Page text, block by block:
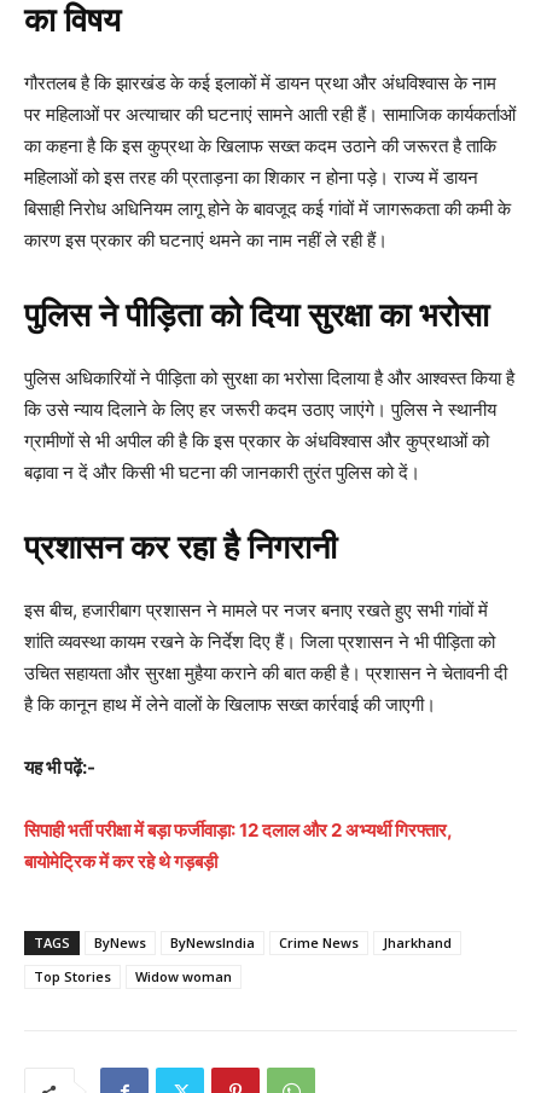
का विषय
गौरतलब है कि झारखंड के कई इलाकों में डायन प्रथा और अंधविश्वास के नाम
पर महिलाओं पर अत्याचार की घटनाएं सामने आती रही हैं। सामाजिक कार्यकर्ताओं
का कहना है कि इस कुप्रथा के खिलाफ सख्त कदम उठाने की जरूरत है ताकि
महिलाओं को इस तरह की प्रताड़ना का शिकार न होना पड़े। राज्य में डायन
बिसाही निरोध अधिनियम लागू होने के बावजूद कई गांवों में जागरूकता की कमी के
कारण इस प्रकार की घटनाएं थमने का नाम नहीं ले रही हैं।
पुलिस ने पीड़िता को दिया सुरक्षा का भरोसा
पुलिस अधिकारियों ने पीड़िता को सुरक्षा का भरोसा दिलाया है और आश्वस्त किया है
कि उसे न्याय दिलाने के लिए हर जरूरी कदम उठाए जाएंगे। पुलिस ने स्थानीय
ग्रामीणों से भी अपील की है कि इस प्रकार के अंधविश्वास और कुप्रथाओं को
बढ़ावा न दें और किसी भी घटना की जानकारी तुरंत पुलिस को दें।
प्रशासन कर रहा है निगरानी
इस बीच, हजारीबाग प्रशासन ने मामले पर नजर बनाए रखते हुए सभी गांवों में
शांति व्यवस्था कायम रखने के निर्देश दिए हैं। जिला प्रशासन ने भी पीड़िता को
उचित सहायता और सुरक्षा मुहैया कराने की बात कही है। प्रशासन ने चेतावनी दी
है कि कानून हाथ में लेने वालों के खिलाफ सख्त कार्रवाई की जाएगी।
यह भी पढ़ें:-
सिपाही भर्ती परीक्षा में बड़ा फर्जीवाड़ा: 12 दलाल और 2 अभ्यर्थी गिरफ्तार,
बायोमेट्रिक में कर रहे थे गड़बड़ी
TAGS ByNews ByNewsIndia Crime News
Jharkhand
Top Stories
Widow woman